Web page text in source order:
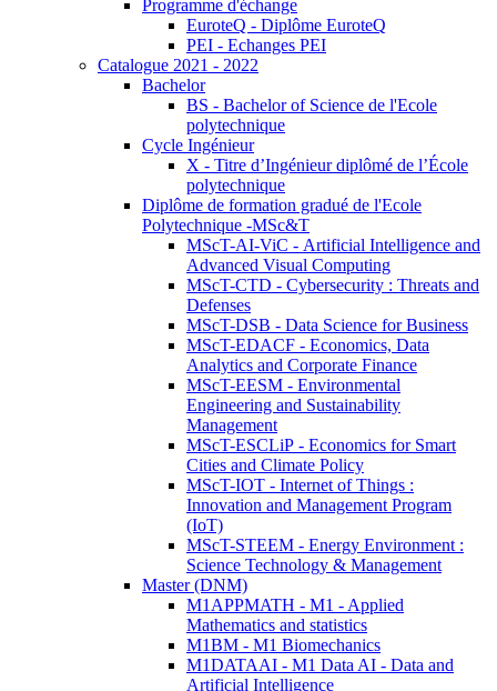
Programme d'échange
EuroteQ - Diplôme EuroteQ
PEI - Echanges PEI
Catalogue 2021 - 2022
Bachelor
BS - Bachelor of Science de l'Ecole
polytechnique
Cycle Ingénieur
X - Titre d’Ingénieur diplômé de l’École
polytechnique
Diplôme de formation gradué de l'Ecole
Polytechnique -MSc&T
MScT-AI-ViC - Artificial Intelligence and
Advanced Visual Computing
MScT-CTD - Cybersecurity : Threats and
Defenses
MScT-DSB - Data Science for Business
MScT-EDACF - Economics, Data
Analytics and Corporate Finance
MScT-EESM - Environmental
Engineering and Sustainability
Management
MScT-ESCLiP - Economics for Smart
Cities and Climate Policy
MScT-IOT - Internet of Things :
Innovation and Management Program
(IoT)
MScT-STEEM - Energy Environment :
Science Technology & Management
Master (DNM)
M1APPMATH - M1 - Applied
Mathematics and statistics
M1BM - M1 Biomechanics
M1DATAAI - M1 Data AI - Data and
Artificial Intelligence